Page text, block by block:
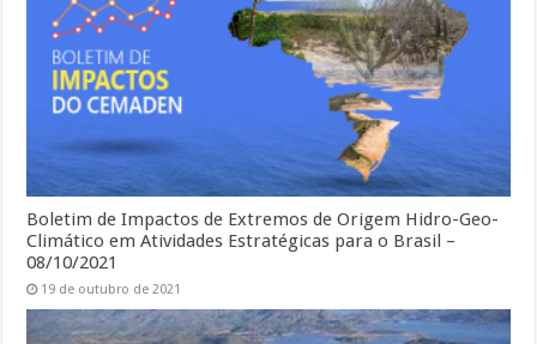
Boletim de Impactos de Extremos de Origem Hidro-Geo-
Climático em Atividades Estratégicas para o Brasil –
08/10/2021
19 de outubro de 2021